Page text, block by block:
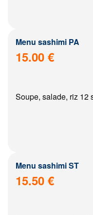
Menu sashimi PA
15.00 €
Soupe, salade, riz 12
Menu sashimi ST
15.50 €